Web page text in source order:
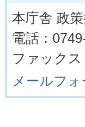
本庁舎 政
電話：
ファック
メールフ